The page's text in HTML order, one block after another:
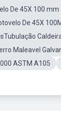
De 45X 100 mm
De 45X
Maleavel
ASTM A105